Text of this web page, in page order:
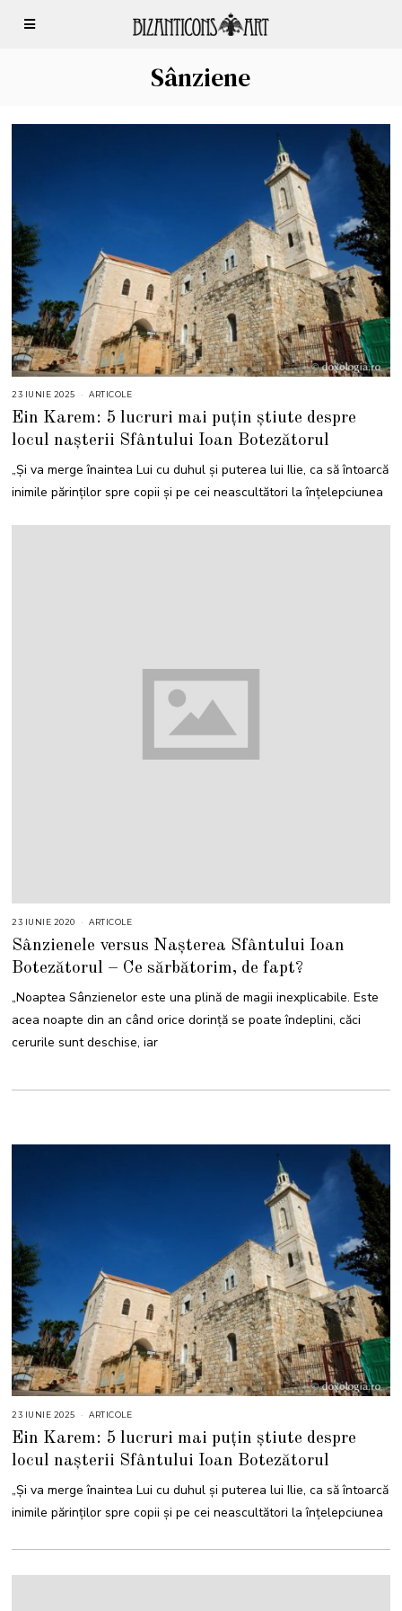
Sânziene
23 IUNIE 2025
I
N
I
2
2
ARTICOLE
Ein Karem: 5 lucruri mai puțin știute despre
locul nașterii Sfântului Ioan Botezătorul
„Şi va merge înaintea Lui cu duhul şi puterea lui Ilie, ca să întoarcă
inimile părinţilor spre copii şi pe cei neascultători la înţelepciunea
23 IUNIE 2020 ARTICOLE
Sânzienele versus Nașterea Sfântului Ioan
Botezătorul – Ce sărbătorim, de fapt?
„Noaptea Sânzienelor este una plină de magii inexplicabile. Este
acea noapte din an când orice dorință se poate îndeplini, căci
cerurile sunt deschise, iar
23 IUNIE 2025
I
N
I
2
2
ARTICOLE
Ein Karem: 5 lucruri mai puțin știute despre
locul nașterii Sfântului Ioan Botezătorul
„Şi va merge înaintea Lui cu duhul şi puterea lui Ilie, ca să întoarcă
inimile părinţilor spre copii şi pe cei neascultători la înţelepciunea